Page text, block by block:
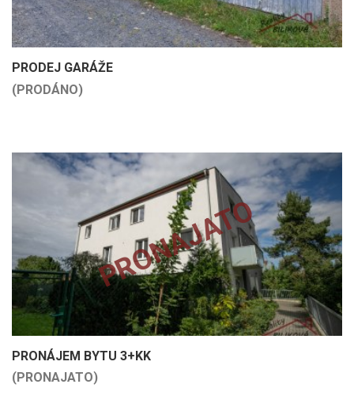
PRODEJ GARÁŽE
(PRODÁNO)
PRONAJATO
PRONÁJEM BYTU 3+KK
(PRONAJATO)